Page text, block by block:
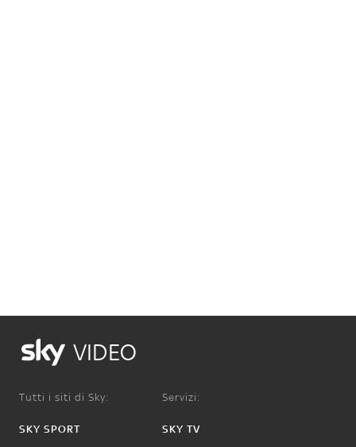
VIDEO
Tutti i siti di Sky:
SKY SPORT
Servizi:
SKY TV